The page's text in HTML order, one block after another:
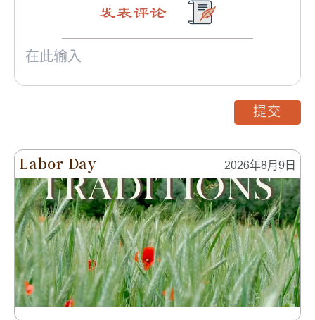
Labor Day 2026年8月9日
发表评论
提交